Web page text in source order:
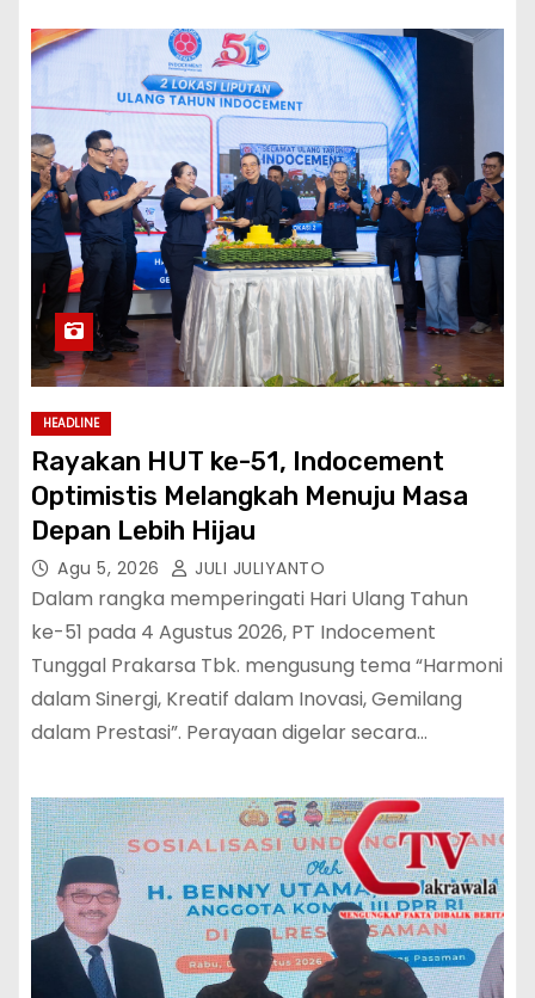
HEADLINE
Rayakan HUT ke-51, Indocement
Optimistis Melangkah Menuju Masa
Depan Lebih Hijau
Agu 5, 2026 JULI JULIYANTO
Dalam rangka memperingati Hari Ulang Tahun
ke-51 pada 4 Agustus 2026, PT Indocement
Tunggal Prakarsa Tbk. mengusung tema “Harmoni
dalam Sinergi, Kreatif dalam Inovasi, Gemilang
dalam Prestasi”. Perayaan digelar secara…